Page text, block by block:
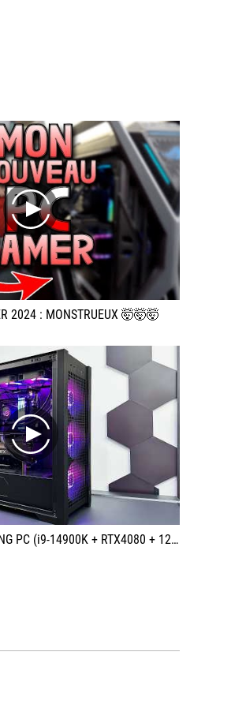
play
2024 : MONSTRUEUX 🤯🤯🤯
play
(i9-14900K + RTX4080 + 128GB)